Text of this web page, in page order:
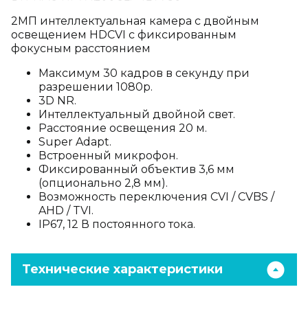
2МП интеллектуальная камера с двойным
освещением HDCVI с фиксированным
фокусным расстоянием
Максимум 30 кадров в секунду при
разрешении 1080p.
3D NR.
Интеллектуальный двойной свет.
Расстояние освещения 20 м.
Super Adapt.
Встроенный микрофон.
Фиксированный объектив 3,6 мм
(опционально 2,8 мм).
Возможность переключения CVI / CVBS /
AHD / TVI.
IP67, 12 В постоянного тока.
Технические характеристики